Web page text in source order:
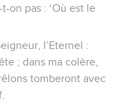
on pas : ‘Où est le
l’Eternel :
; dans ma colère,
tomberont avec